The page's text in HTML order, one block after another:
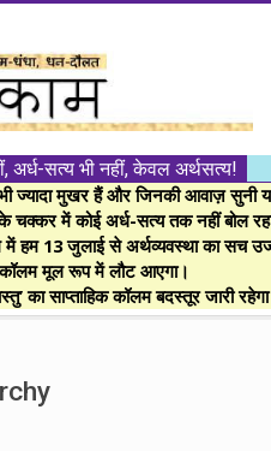
अर्ध-सत्य भी नहीं, केवल अर्थसत्य!
ज्यादा मुखर हैं और जिनकी आवाज़ सुनी
में कोई अर्ध-सत्य तक नहीं बोल
में हम 13 जुलाई से अर्थव्यवस्था का सच
मूल रूप में लौट आएगा।
का साप्ताहिक कॉलम बदस्तूर जारी